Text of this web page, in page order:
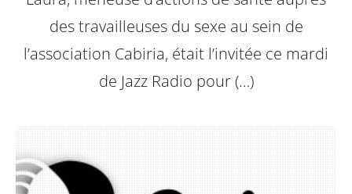
des travailleuses du sexe au sein de
l’association Cabiria, était l’invitée ce mardi
de Jazz Radio pour (…)